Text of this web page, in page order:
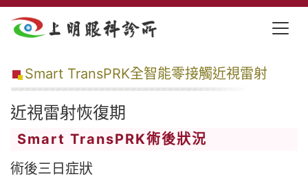
Smart TransPRK全智能零接觸近視雷射
近視雷射恢復期
Smart TransPRK術後狀況
術後三日症狀